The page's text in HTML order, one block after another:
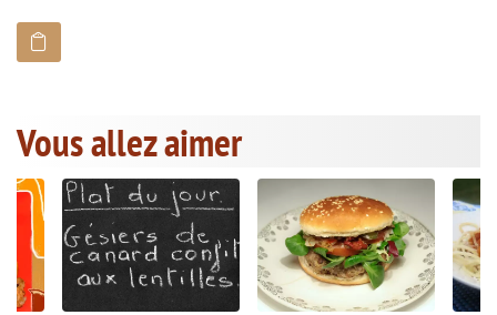
Vous allez aimer